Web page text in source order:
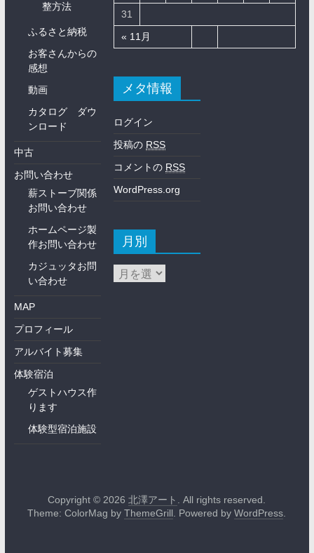
整方法
ふるさと納税
お客さんからの
感想
動画
カタログ ダウ
ンロード
中古
お問い合わせ
薪ストーブ関係
お問い合わせ
ホームページ製
作お問い合わせ
カジュッタお問
い合わせ
MAP
プロフィール
アルバイト募集
体験宿泊
ゲストハウス作
ります
体験型宿泊施設
« 11月
31
メタ情報
ログイン
投稿の RSS
コメントの RSS
WordPress.org
月別
Copyright © 2026北澤アート . All rights reserved.
Theme: ColorMag byThemeGrill. Powered byWordPress.